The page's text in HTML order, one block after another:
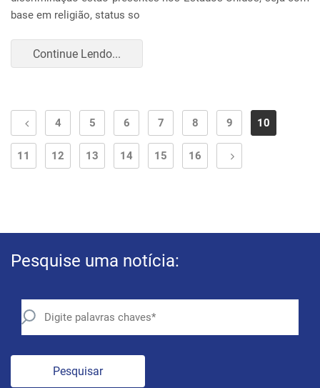
base em religião, status so
Continue Lendo...
4 5 6 7 8 9 10
11 12 13 14 15 16
Pesquise uma notícia:
Pesquisar